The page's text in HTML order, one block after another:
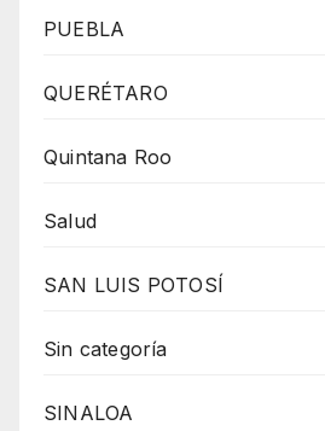
PUEBLA
QUERÉTARO
Quintana Roo
Salud
SAN LUIS POTOSÍ
Sin categoría
SINALOA